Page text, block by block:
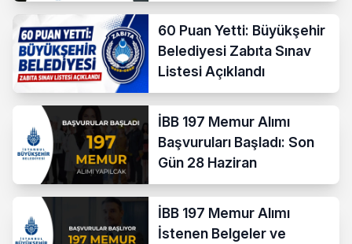
60 Puan Yetti: Büyükşehir
Belediyesi Zabıta Sınav
Listesi Açıklandı
İBB 197 Memur Alımı
Başvuruları Başladı: Son
Gün 28 Haziran
İBB 197 Memur Alımı
İstenen Belgeler ve